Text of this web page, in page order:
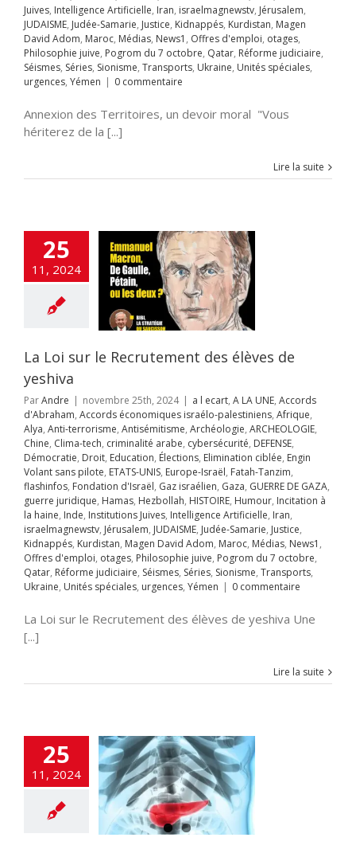
otages
juive Pogrom
Qatar
judiciaire
Séries Sionisme
Ukraine Unités
Juives, Intelligence Artificielle, Iran, israelmagnewstv, Jérusalem,
JUDAISME, Judée-Samarie, Justice, Kidnappés, Kurdistan, Magen
David Adom, Maroc, Médias, News1 , Offres d'emploi, otages,
Philosophie juive, Pogrom du 7 octobre, Qatar, Réforme judiciaire,
Séismes, Séries, Sionisme, Transports, Ukraine, Unités spéciales,
urgences, Yémen | 0 commentaire
Annexion des Territoires, un devoir moral "Vous
hériterez de la [...]
Lire la suite
25
11, 2024
Loi sur le
des
de yeshiva
LA UNE Accords
Accords
Afrique
Alya
terrorisme
criminalité
ETATS-
Israël
Fatah-
flashinfos
Gaz
GUERRE DE
Humour
à la haine Inde
Juives
Artificielle
Iran
JUDAISME
Justice
Kurdistan
Adom
Maroc
News1
Offres
juive
Pogrom
Qatar
judiciaire
Séries Sionisme
Ukraine
Unités
urgences Yémen
La Loi sur le Recrutement des élèves de
yeshiva
ParAndre | novembre 25th, 2024 | a l ecart, A LA UNE, Accords
d'Abraham, Accords économiques israélo-palestiniens, Afrique,
Alya, Anti-terrorisme, Antisémitisme, Archéologie, ARCHEOLOGIE,
Chine, Clima-tech, criminalité arabe, cybersécurité, DEFENSE,
Démocratie, Droit, Education, Élections, Elimination ciblée, Engin
Volant sans pilote, ETATS-UNIS, Europe-Israël, Fatah-Tanzim,
flashinfos, Fondation d'Israël, Gaz israélien, Gaza, GUERRE DE GAZA,
guerre juridique, Hamas, Hezbollah, HISTOIRE, Humour, Incitation à
la haine, Inde, Institutions Juives, Intelligence Artificielle, Iran,
israelmagnewstv, Jérusalem, JUDAISME, Judée-Samarie, Justice,
Kidnappés, Kurdistan, Magen David Adom, Maroc, Médias, News1 ,
Offres d'emploi, otages, Philosophie juive, Pogrom du 7 octobre,
Qatar, Réforme judiciaire, Séismes, Séries, Sionisme, Transports,
Ukraine, Unités spéciales, urgences, Yémen | 0 commentaire
La Loi sur le Recrutement des élèves de yeshiva Une
[...]
Lire la suite
25
11, 2024
Nouvelle
Démocratie
Gaz israélien
DE GAZA
HIGH TECH
Juives
Artificielle Iran